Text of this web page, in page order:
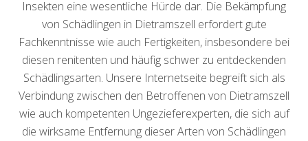
Insekten eine wesentliche Hürde dar. Die Bekämpfung
von Schädlingen in Dietramszell erfordert gute
Fachkenntnisse wie auch Fertigkeiten, insbesondere bei
diesen renitenten und häufig schwer zu entdeckenden
Schädlingsarten. Unsere Internetseite begreift sich als
Verbindung zwischen den Betroffenen von Dietramszell
wie auch kompetenten Ungezieferexperten, die sich auf
die wirksame Entfernung dieser Arten von Schädlingen